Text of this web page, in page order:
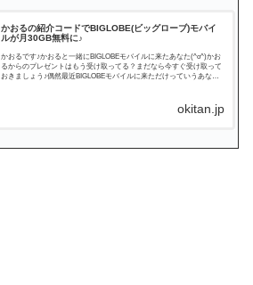
かおるの紹介コードでBIGLOBE(ビッグローブ)モバイ
ルが月30GB無料に♪
かおるです♪かおると一緒にBIGLOBEモバイルに来たあなた(^o^)かお
るからのプレゼントはもう受け取ってる？まだなら今すぐ受け取って
おきましょう♪偶然最近BIGLOBEモバイルに来ただけっていうあなた
okitan.jp